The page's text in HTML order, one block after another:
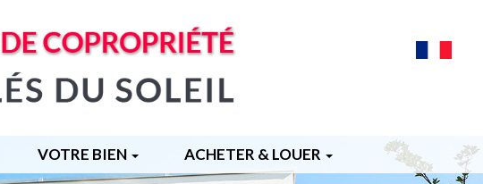
VOTRE BIEN ACHETER & LOUER